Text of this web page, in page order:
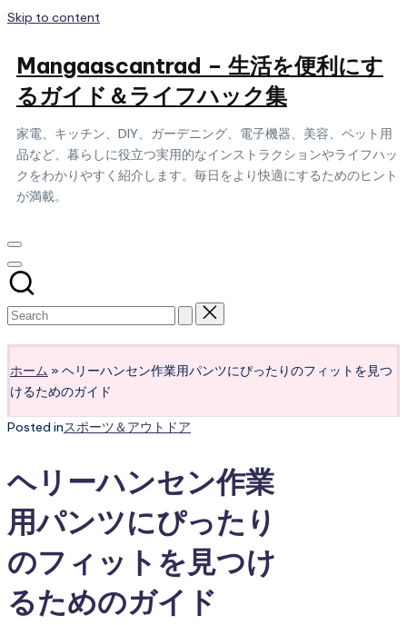
Skip to content
Mangaascantrad – 生活を便利にす
るガイド＆ライフハック集
家電、キッチン、DIY、ガーデニング、電子機器、美容、ペット用
品など、暮らしに役立つ実用的なインストラクションやライフハッ
クをわかりやすく紹介します。毎日をより快適にするためのヒント
が満載。
ホーム » ヘリーハンセン作業用パンツにぴったりのフィットを見つ
けるためのガイド
Posted inスポーツ＆アウトドア
ヘリーハンセン作業
用パンツにぴったり
のフィットを見つけ
るためのガイド